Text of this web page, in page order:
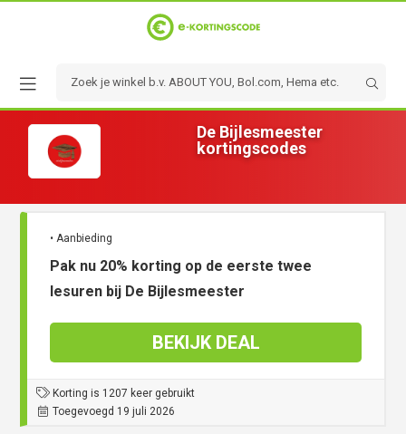
De Bijlesmeester
kortingscodes
• Aanbieding
Pak nu 20% korting op de eerste twee
lesuren bij De Bijlesmeester
BEKIJK DEAL
Korting is 1207 keer gebruikt
Toegevoegd 19 juli 2026